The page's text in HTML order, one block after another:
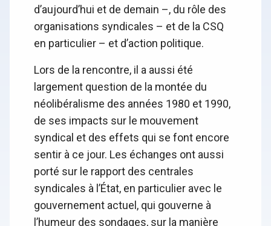
d’aujourd’hui et de demain –, du rôle des
organisations syndicales – et de la CSQ
en particulier – et d’action politique.
Lors de la rencontre, il a aussi été
largement question de la montée du
néolibéralisme des années 1980 et 1990,
de ses impacts sur le mouvement
syndical et des effets qui se font encore
sentir à ce jour. Les échanges ont aussi
porté sur le rapport des centrales
syndicales à l’État, en particulier avec le
gouvernement actuel, qui gouverne à
l’humeur des sondages, sur la manière